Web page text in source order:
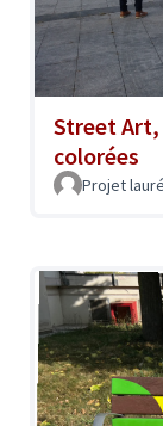
Street Art,
colorées
Projet